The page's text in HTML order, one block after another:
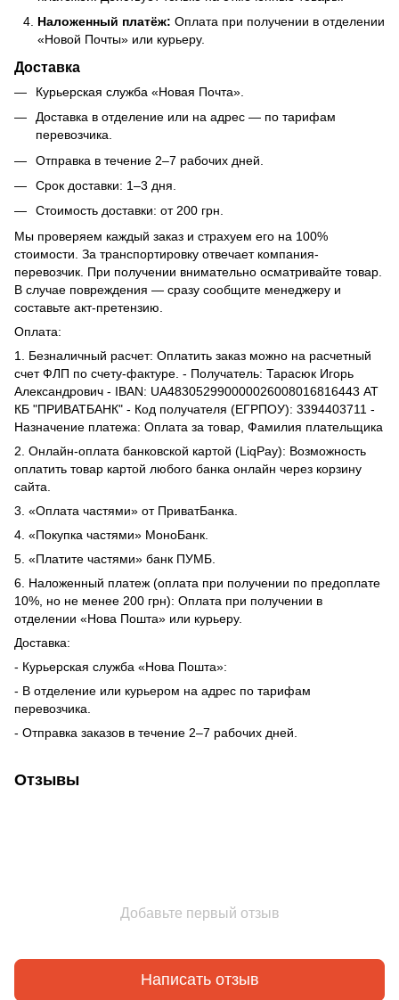
Наложенный платёж: Оплата при получении в отделении
«Новой Почты» или курьеру.
Доставка
Курьерская служба «Новая Почта».
Доставка в отделение или на адрес — по тарифам
перевозчика.
Отправка в течение 2–7 рабочих дней.
Срок доставки: 1–3 дня.
Стоимость доставки: от 200 грн.
Мы проверяем каждый заказ и страхуем его на 100%
стоимости. За транспортировку отвечает компания-
перевозчик. При получении внимательно осматривайте товар.
В случае повреждения — сразу сообщите менеджеру и
составьте акт-претензию.
Оплата:
1. Безналичный расчет: Оплатить заказ можно на расчетный
счет ФЛП по счету-фактуре. - Получатель: Тарасюк Игорь
Александрович - IBAN: UA483052990000026008016816443 АТ
КБ "ПРИВАТБАНК" - Код получателя (ЕГРПОУ): 3394403711 -
Назначение платежа: Оплата за товар, Фамилия плательщика
2. Онлайн-оплата банковской картой (LiqPay): Возможность
оплатить товар картой любого банка онлайн через корзину
сайта.
3. «Оплата частями» от ПриватБанка.
4. «Покупка частями» МоноБанк.
5. «Платите частями» банк ПУМБ.
6. Наложенный платеж (оплата при получении по предоплате
10%, но не менее 200 грн): Оплата при получении в
отделении «Нова Пошта» или курьеру.
Доставка:
- Курьерская служба «Нова Пошта»:
- В отделение или курьером на адрес по тарифам
перевозчика.
- Отправка заказов в течение 2–7 рабочих дней.
Отзывы
Добавьте первый отзыв
Написать отзыв